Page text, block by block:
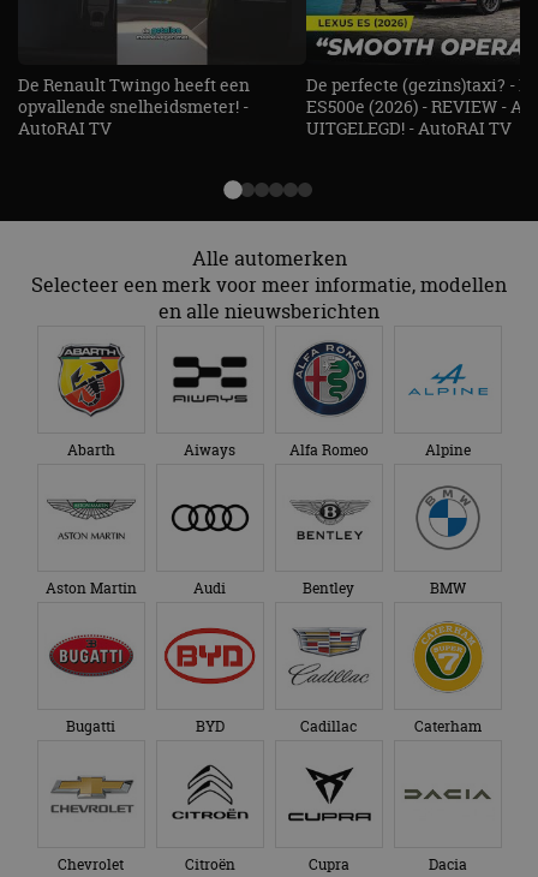
De Renault Twingo heeft een
opvallende snelheidsmeter! -
AutoRAI TV
De perfecte (gezins)taxi? -
ES500e (2026) - REVIEW -
UITGELEGD! - AutoRAI TV
Alle automerken
Selecteer een merk voor meer informatie, modellen
en alle nieuwsberichten
Abarth Aiways Alfa Romeo Alpine
Aston Martin Audi Bentley BMW
Bugatti BYD Cadillac Caterham
Chevrolet Citroën Cupra Dacia